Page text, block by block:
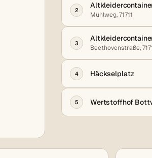
2
Mühlweg, 71711
3
Beethovenstraße,
4 Häckselplatz
5 Wertstoffhof